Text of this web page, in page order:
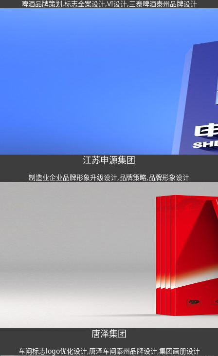
啤酒品牌策划,标志全案设计,VI设计,三泰啤酒泰州品牌设计
江苏申源集团
制造业企业品牌形象升级设计,品牌策略,品牌形象设计
唐泽集团
车闸标志logo优化设计,唐泽车闸泰州品牌设计,集团画册设计